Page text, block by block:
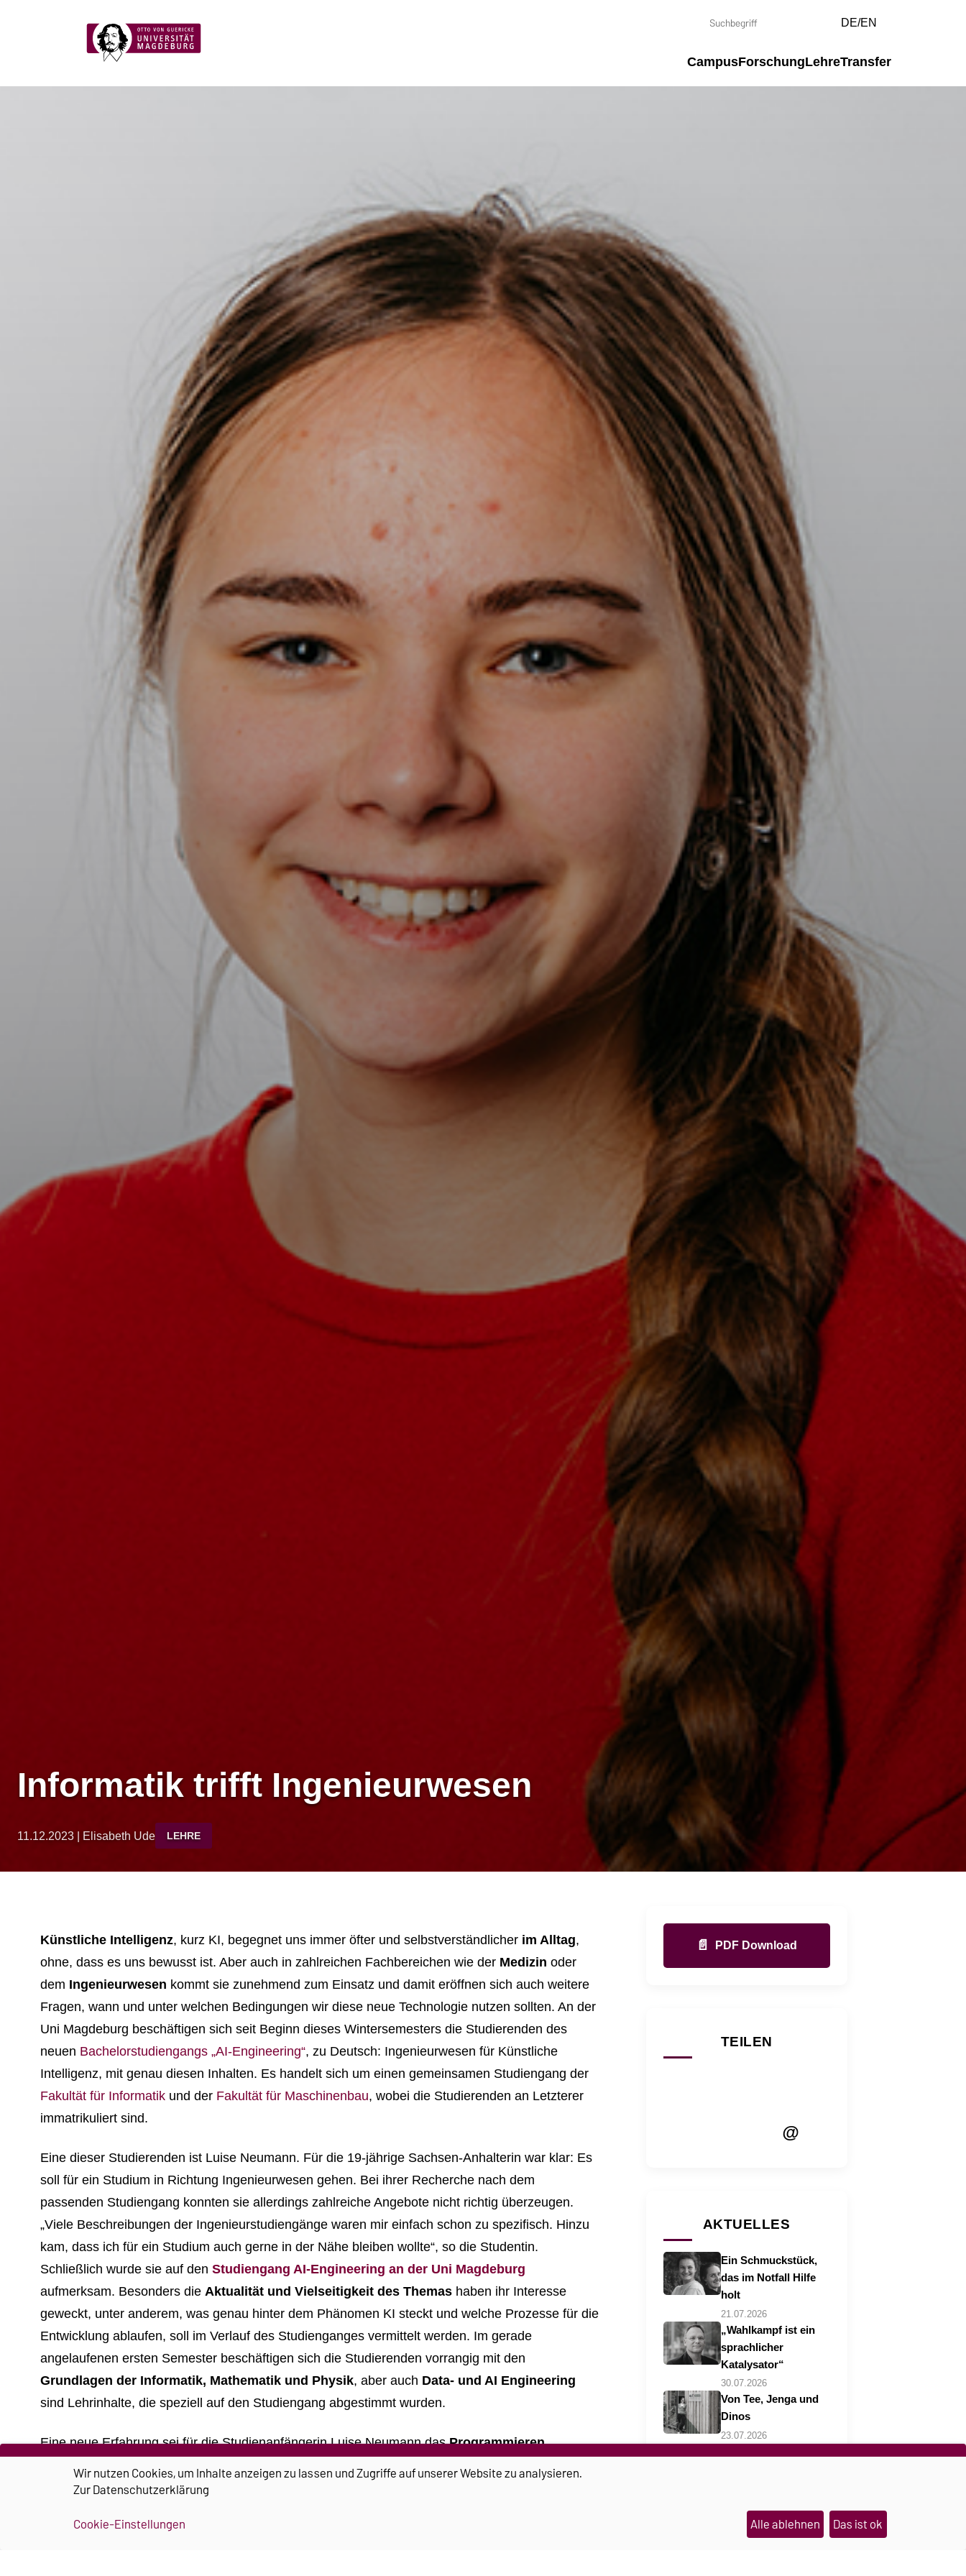
DE/EN
CampusForschungLehreTransfer
Informatik trifft Ingenieurwesen
11.12.2023 | Elisabeth Ude LEHRE
Künstliche Intelligenz, kurz KI, begegnet uns immer öfter und selbstverständlicher im Alltag,
ohne, dass es uns bewusst ist. Aber auch in zahlreichen Fachbereichen wie der Medizin oder
dem Ingenieurwesen kommt sie zunehmend zum Einsatz und damit eröffnen sich auch weitere
Fragen, wann und unter welchen Bedingungen wir diese neue Technologie nutzen sollten. An der
Uni Magdeburg beschäftigen sich seit Beginn dieses Wintersemesters die Studierenden des
neuen Bachelorstudiengangs „AI-Engineering“, zu Deutsch: Ingenieurwesen für Künstliche
Intelligenz, mit genau diesen Inhalten. Es handelt sich um einen gemeinsamen Studiengang der
Fakultät für Informatik und der Fakultät für Maschinenbau, wobei die Studierenden an Letzterer
immatrikuliert sind.
Eine dieser Studierenden ist Luise Neumann. Für die 19-jährige Sachsen-Anhalterin war klar: Es
soll für ein Studium in Richtung Ingenieurwesen gehen. Bei ihrer Recherche nach dem
passenden Studiengang konnten sie allerdings zahlreiche Angebote nicht richtig überzeugen.
„Viele Beschreibungen der Ingenieurstudiengänge waren mir einfach schon zu spezifisch. Hinzu
kam, dass ich für ein Studium auch gerne in der Nähe bleiben wollte“, so die Studentin.
Schließlich wurde sie auf den Studiengang AI-Engineering an der Uni Magdeburg
aufmerksam. Besonders die Aktualität und Vielseitigkeit des Themas haben ihr Interesse
geweckt, unter anderem, was genau hinter dem Phänomen KI steckt und welche Prozesse für die
Entwicklung ablaufen, soll im Verlauf des Studienganges vermittelt werden. Im gerade
angelaufenen ersten Semester beschäftigen sich die Studierenden vorrangig mit den
Grundlagen der Informatik, Mathematik und Physik, aber auch Data- und AI Engineering
sind Lehrinhalte, die speziell auf den Studiengang abgestimmt wurden.
Eine neue Erfahrung sei für die Studienanfängerin Luise Neumann dasProgrammieren
ziemlich anspruchsvoll. Hier hat auch der angebotene
in der Lage bin, schon gut zu arbeiten“, berichtet die Studentin.
📄 PDF Download
TEILEN
@
AKTUELLES
Ein Schmuckstück,
das im Notfall Hilfe
holt
21.07.2026
„Wahlkampf ist ein
sprachlicher
Katalysator“
30.07.2026
Von Tee, Jenga und
Dinos
23.07.2026
Wir nutzen Cookies, um Inhalte anzeigen zu lassen und Zugriffe auf unserer Website zu analysieren.
ZurDatenschutzerklärung
Cookie-Einstellungen
Alle ablehnen Das ist ok